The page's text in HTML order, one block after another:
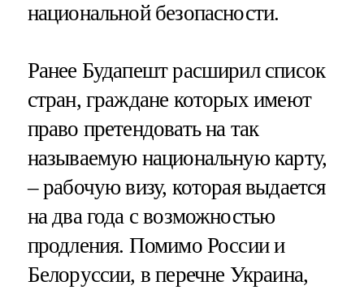
национальной безопасности.
Ранее Будапешт расширил список
стран, граждане которых имеют
право претендовать на так
называемую национальную карту,
– рабочую визу, которая выдается
на два года с возможностью
продления. Помимо России и
Белоруссии, в перечне Украина,